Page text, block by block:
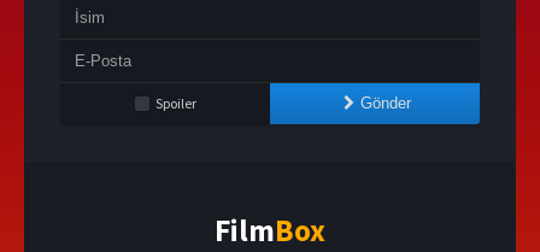
Spoiler Gönder
FilmBox